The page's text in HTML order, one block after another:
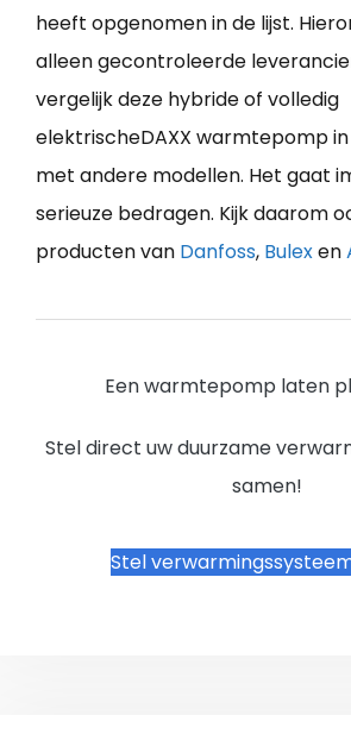
heeft opgenomen in de lijst.
alleen gecontroleerde
vergelijk deze hybride of volledig
elektrischeDAXX warmtepomp in
met andere modellen. Het gaat
serieuze bedragen. Kijk daarom
producten van Danfoss, Bulexen
Een warmtepomp laten
Stel direct uw duurzame
samen!
Stel